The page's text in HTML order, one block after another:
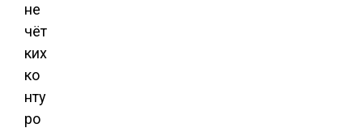
не
чёт
ких
ко
нту
ро